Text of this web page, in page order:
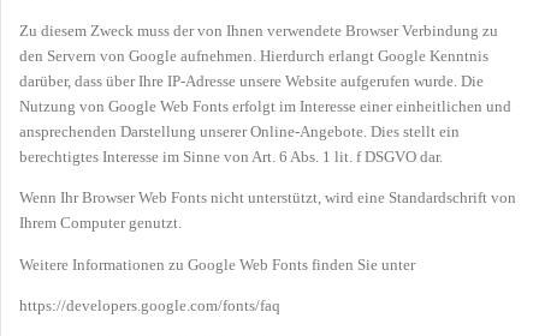
Zu diesem Zweck muss der von Ihnen verwendete Browser Verbindung zu
den Servern von Google aufnehmen. Hierdurch erlangt Google Kenntnis
darüber, dass über Ihre IP-Adresse unsere Website aufgerufen wurde. Die
Nutzung von Google Web Fonts erfolgt im Interesse einer einheitlichen und
ansprechenden Darstellung unserer Online-Angebote. Dies stellt ein
berechtigtes Interesse im Sinne von Art. 6 Abs. 1 lit. f DSGVO dar.
Wenn Ihr Browser Web Fonts nicht unterstützt, wird eine Standardschrift von
Ihrem Computer genutzt.
Weitere Informationen zu Google Web Fonts finden Sie unter
https://developers.google.com/fonts/faq